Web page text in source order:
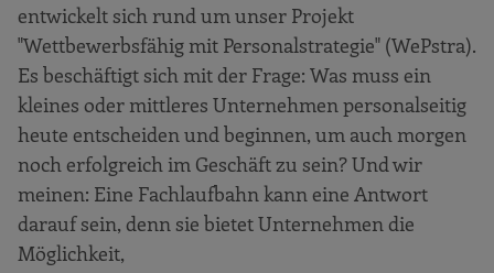
entwickelt sich rund um unser Projekt
"Wettbewerbsfähig mit Personalstrategie" (WePstra).
Es beschäftigt sich mit der Frage: Was muss ein
kleines oder mittleres Unternehmen personalseitig
heute entscheiden und beginnen, um auch morgen
noch erfolgreich im Geschäft zu sein? Und wir
meinen: Eine Fachlaufbahn kann eine Antwort
darauf sein, denn sie bietet Unternehmen die
Möglichkeit,